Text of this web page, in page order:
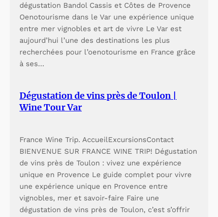
dégustation Bandol Cassis et Côtes de Provence
Oenotourisme dans le Var une expérience unique
entre mer vignobles et art de vivre Le Var est
aujourd’hui l’une des destinations les plus
recherchées pour l’oenotourisme en France grâce
à ses…
Dégustation de vins près de Toulon |
Wine Tour Var
France Wine Trip. AccueilExcursionsContact
BIENVENUE SUR FRANCE WINE TRIP! Dégustation
de vins près de Toulon : vivez une expérience
unique en Provence Le guide complet pour vivre
une expérience unique en Provence entre
vignobles, mer et savoir-faire Faire une
dégustation de vins près de Toulon, c’est s’offrir